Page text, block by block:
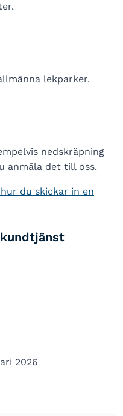
lekparker.
nedskräpning
anmäla det till oss.
du skickar in en
2026